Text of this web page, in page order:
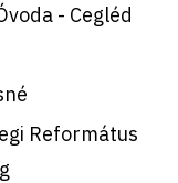
- Cegléd
Református